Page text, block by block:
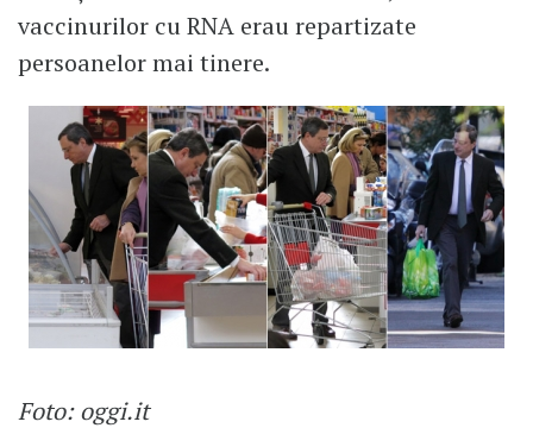
vaccinurilor cu RNA erau repartizate
persoanelor mai tinere.
Foto: oggi.it